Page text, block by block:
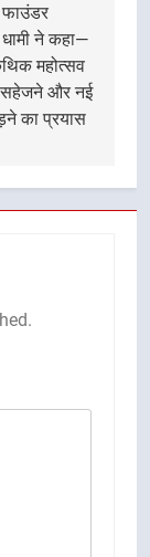
धामी ने कहा—
महोत्सव
और नई
का प्रयास